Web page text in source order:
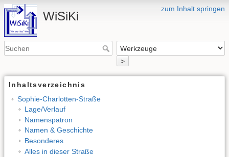
zum Inhalt springen
WiSiKi
>
Inhaltsverzeichnis
Sophie-Charlotten-Straße
Lage/Verlauf
Namenspatron
Namen & Geschichte
Besonderes
Alles in dieser Straße